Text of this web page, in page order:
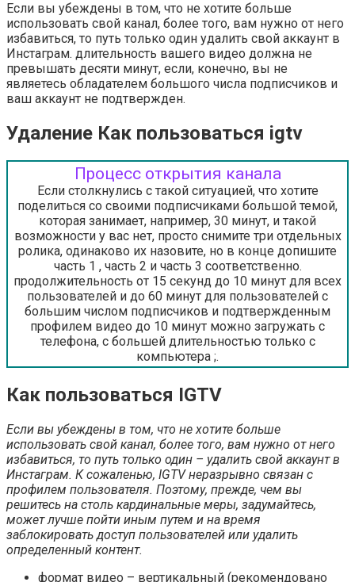
Если вы убеждены в том, что не хотите больше
использовать свой канал, более того, вам нужно от него
избавиться, то путь только один удалить свой аккаунт в
Инстаграм. длительность вашего видео должна не
превышать десяти минут, если, конечно, вы не
являетесь обладателем большого числа подписчиков и
ваш аккаунт не подтвержден.
Удаление Как пользоваться igtv
Процесс открытия канала
Если столкнулись с такой ситуацией, что хотите
поделиться со своими подписчиками большой темой,
которая занимает, например, 30 минут, и такой
возможности у вас нет, просто снимите три отдельных
ролика, одинаково их назовите, но в конце допишите
часть 1 , часть 2 и часть 3 соответственно.
продолжительность от 15 секунд до 10 минут для всех
пользователей и до 60 минут для пользователей с
большим числом подписчиков и подтвержденным
профилем видео до 10 минут можно загружать с
телефона, с большей длительностью только с
компьютера ;.
Как пользоваться IGTV
Если вы убеждены в том, что не хотите больше
использовать свой канал, более того, вам нужно от него
избавиться, то путь только один – удалить свой аккаунт в
Инстаграм. К сожаленью, IGTV неразрывно связан с
профилем пользователя. Поэтому, прежде, чем вы
решитесь на столь кардинальные меры, задумайтесь,
может лучше пойти иным путем и на время
заблокировать доступ пользователей или удалить
определенный контент.
формат видео – вертикальный (рекомендовано